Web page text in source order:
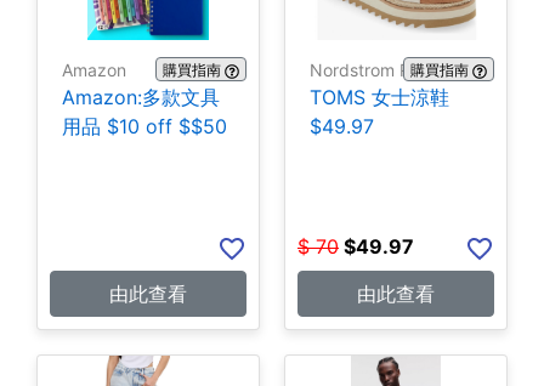
Amazon 購買指南
Amazon:多款文具
用品 $10 off $$50
由此查看
Nordstrom Rack購買指南
TOMS 女士涼鞋
$49.97
$ 70 $49.97
由此查看